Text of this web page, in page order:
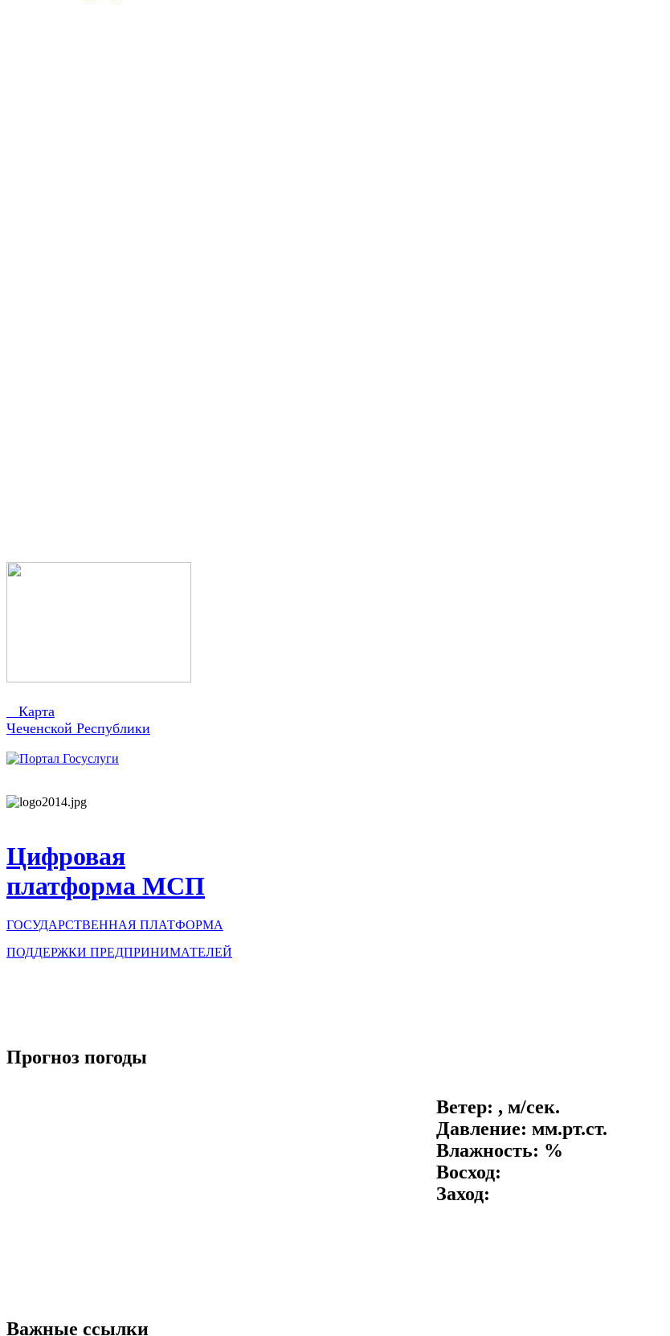
Карта
Чеченской Республики
Цифровая
платформа МСП
ГОСУДАРСТВЕННАЯ ПЛАТФОРМА
ПОДДЕРЖКИ ПРЕДПРИНИМАТЕЛЕЙ
Прогноз погоды
Ветер: , м/сек.
Давление: мм.рт.ст.
Влажность: %
Восход:
Заход:
Важные ссылки